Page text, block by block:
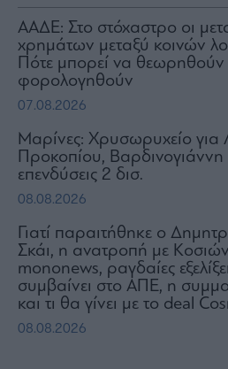
ΑΑΔΕ: Στο στόχαστρο οι
χρημάτων μεταξύ κοινών
Πότε μπορεί να θεωρηθούν
φορολογηθούν
07.08.2026
Μαρίνες: Χρυσωρυχείο για
Προκοπίου, Βαρδινογιάννη
επενδύσεις 2 δισ.
08.08.2026
Γιατί παραιτήθηκε ο
Σκάι, η ανατροπή με
mononews, ραγδαίες
συμβαίνει στο ΑΠΕ, η
και τι θα γίνει με το deal
08.08.2026